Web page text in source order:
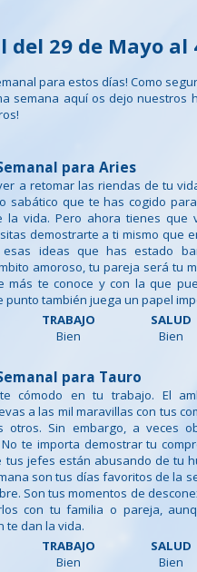
del 29 de Mayo al
para estos días! Como
semana aquí os dejo nuestros
para Aries
a retomar las riendas de tu
sabático que te has cogido
la vida. Pero ahora tienes que
demostrarte a ti mismo que
esas ideas que has estado
amoroso, tu pareja será tu
más te conoce y con la que
punto también juega un papel
TRABAJO
Bien
SALUD
Bien
para Tauro
cómodo en tu trabajo. El
a las mil maravillas con tus
otros. Sin embargo, a veces
te importa demostrar tu
tus jefes están abusando de tu
son tus días favoritos de la
Son tus momentos de
con tu familia o pareja,
te dan la vida.
TRABAJO
Bien
SALUD
Bien